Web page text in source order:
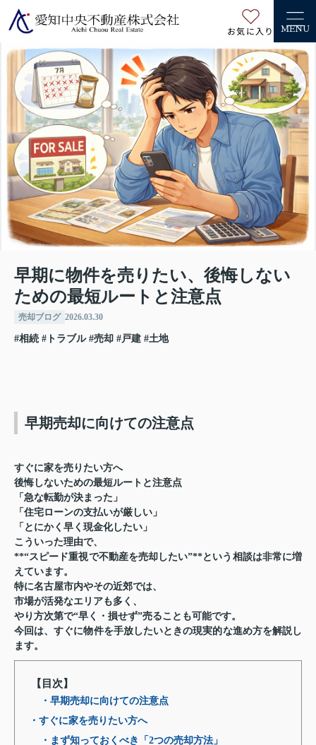
お気に入り MENU
早期に物件を売りたい、後悔しない
ための最短ルートと注意点
売却ブログ 2026.03.30
#相続 #トラブル #売却 #戸建 #土地
早期売却に向けての注意点
すぐに家を売りたい方へ
後悔しないための最短ルートと注意点
「急な転勤が決まった」
「住宅ローンの支払いが厳しい」
「とにかく早く現金化したい」
こういった理由で、
**“スピード重視で不動産を売却したい”**という相談は非常に増
えています。
特に名古屋市内やその近郊では、
市場が活発なエリアも多く、
やり方次第で“早く・損せず”売ることも可能です。
今回は、すぐに物件を手放したいときの現実的な進め方を解説し
ます。
【目次】
・早期売却に向けての注意点
・すぐに家を売りたい方へ
・まず知っておくべき「2つの売却方法」